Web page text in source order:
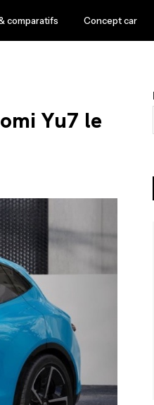
comparatifs Concept car
Yu7 le